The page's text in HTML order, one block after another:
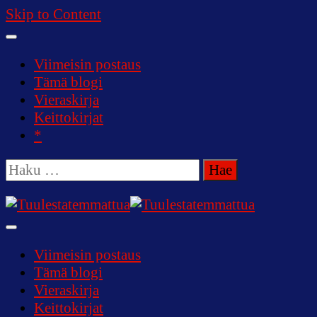
Skip to Content
Viimeisin postaus
Tämä blogi
Vieraskirja
Keittokirjat
*
Haku:
Tuulestatemmattua
Viimeisin postaus
Tämä blogi
Vieraskirja
Keittokirjat